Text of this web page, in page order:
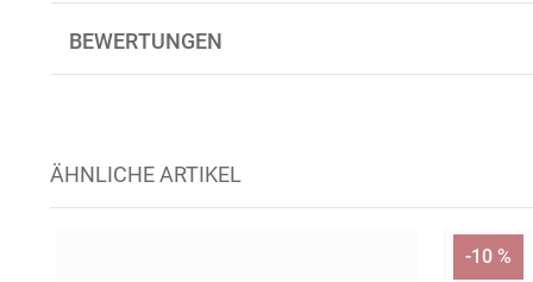
BEWERTUNGEN
ÄHNLICHE ARTIKEL
-10 %